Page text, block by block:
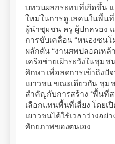
บทวนผลกระทบที่เกิดขึ้น แ
ใหม่ในการดูแลคนในพื้น
ผู้นำชุมชน ครู ผู้ปกครอง
การขับเคลื่อน “หนองซนโ
ผลักดัน “งานศพปลอดเหล้
เครือข่ายเฝ้าระวังในชุม
ศึกษา เพื่อลดการเข้าถึงปัจ
เยาวชน ขณะเดียวกัน ชุม
สำคัญกับการสร้าง “พื้นที่ส
เลือกแทนพื้นที่เสี่ยง โดยเ
เยาวชนได้ใช้เวลาว่างอ
ศักยภาพของตนเอง